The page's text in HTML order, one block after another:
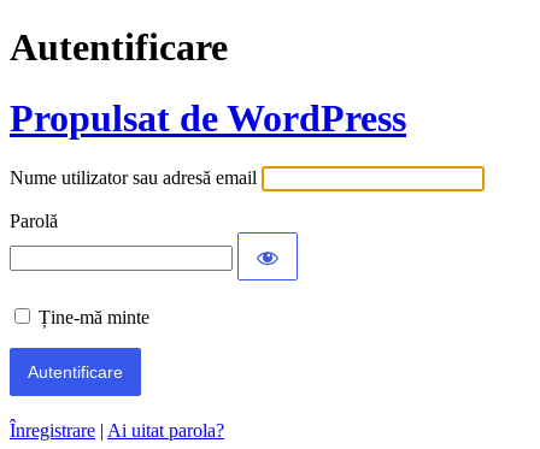
Autentificare
Propulsat de WordPress
Nume utilizator sau adresă email
Parolă
Ține-mă minte
Înregistrare | Ai uitat parola?